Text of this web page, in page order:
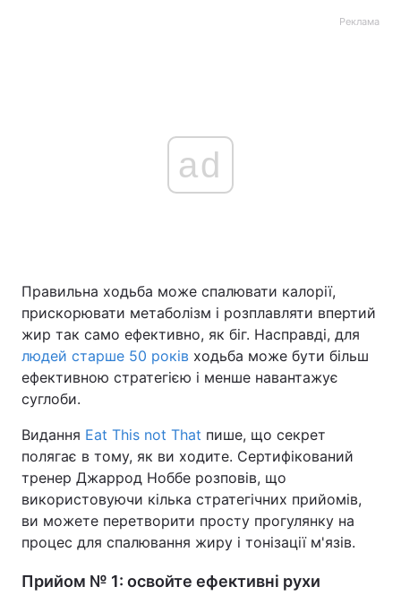
Головна Війна
Україна Політика
Економіка
Спорт Наука
Техно і зв'язок Лайт
Зброя Інциденти
Туризм
Цікавинки
Реклама
ad
Правильна ходьба може спалювати калорії,
прискорювати метаболізм і розплавляти впертий
жир так само ефективно, як біг. Насправді, для
людей старше 50 років ходьба може бути більш
ефективною стратегією і менше навантажує
суглоби.
Видання Eat This not That пише, що секрет
полягає в тому, як ви ходите. Сертифікований
тренер Джаррод Ноббе розповів, що
використовуючи кілька стратегічних прийомів,
ви можете перетворити просту прогулянку на
процес для спалювання жиру і тонізації м'язів.
Прийом № 1: освойте ефективні рухи